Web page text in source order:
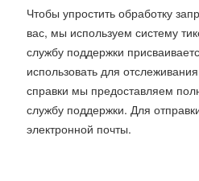
Чтобы упростить обработку
вас, мы используем систему
службу поддержки
использовать для
справки мы предоставляем
службу поддержки. Для
электронной почты.